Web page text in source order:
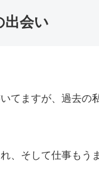
出会い
てますが、過去の
、そして仕事もう